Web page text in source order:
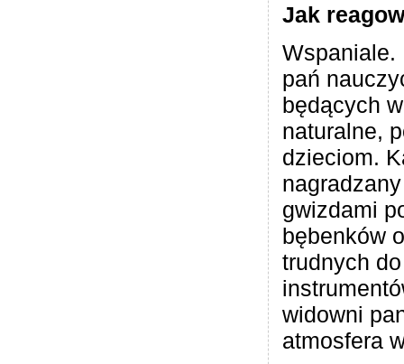
Jak
Wspaniale.
pań
będących
naturalne,
dzieciom.
gwizdami
bębenków
trudnych
widowni
atmosfera